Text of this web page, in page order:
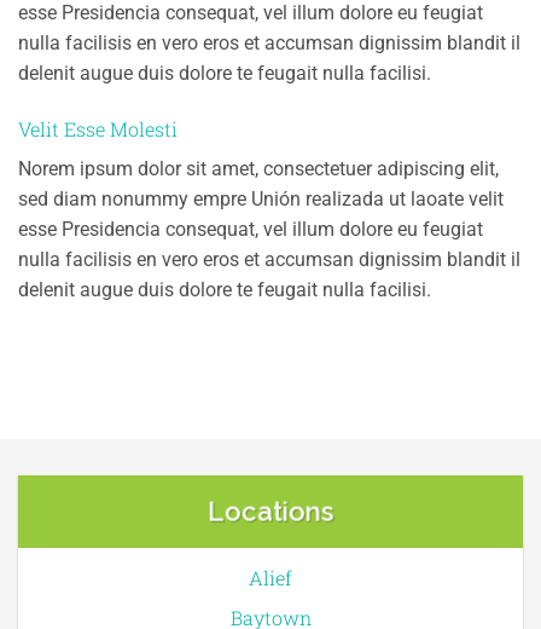
esse Presidencia consequat, vel illum dolore eu feugiat
nulla facilisis en vero eros et accumsan dignissim blandit il
delenit augue duis dolore te feugait nulla facilisi.
Velit Esse Molesti
Norem ipsum dolor sit amet, consectetuer adipiscing elit,
sed diam nonummy empre Unión realizada ut laoate velit
esse Presidencia consequat, vel illum dolore eu feugiat
nulla facilisis en vero eros et accumsan dignissim blandit il
delenit augue duis dolore te feugait nulla facilisi.
Locations
Alief
Baytown